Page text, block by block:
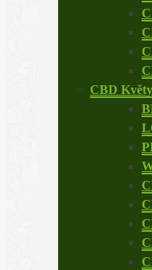
CBD Květy